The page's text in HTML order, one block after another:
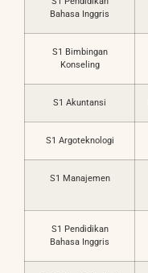
Bahasa Inggris
S1 Bimbingan
Konseling
S1 Akuntansi
S1 Argoteknologi
S1 Manajemen
S1 Pendidikan
Bahasa Inggris